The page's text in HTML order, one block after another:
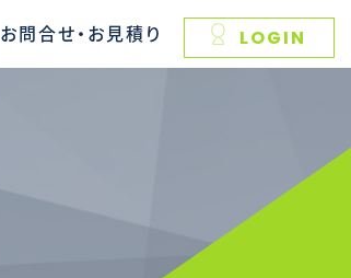
お問合せ・お見積り LOGIN